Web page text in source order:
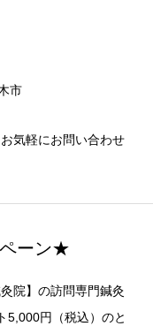
市
気軽にお問い合わせ
ーン★
院】の訪問専門鍼灸
5,000円（税込）のと